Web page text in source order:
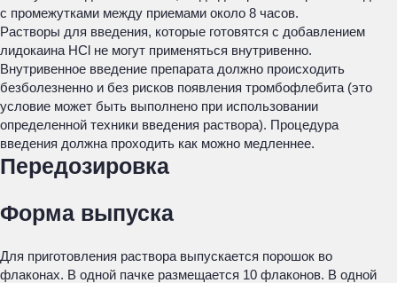
с промежутками между приемами около 8 часов.
Растворы для введения, которые готовятся с добавлением
лидокаина HCl не могут применяться внутривенно.
Внутривенное введение препарата должно происходить
безболезненно и без рисков появления тромбофлебита (это
условие может быть выполнено при использовании
определенной техники введения раствора). Процедура
введения должна проходить как можно медленнее.
Передозировка
Форма выпуска
Для приготовления раствора выпускается порошок во
флаконах. В одной пачке размещается 10 флаконов. В одной